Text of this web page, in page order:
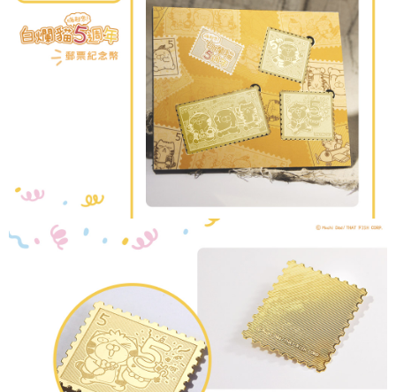
５．嚴禁一人註冊多個帳號或使用他人資訊註冊。若發現惡意使用之情形，
恩沛科技股份有限公司將有權停止該用戶之使用額度並採取法律行動。
國家/地區配送 查看運費